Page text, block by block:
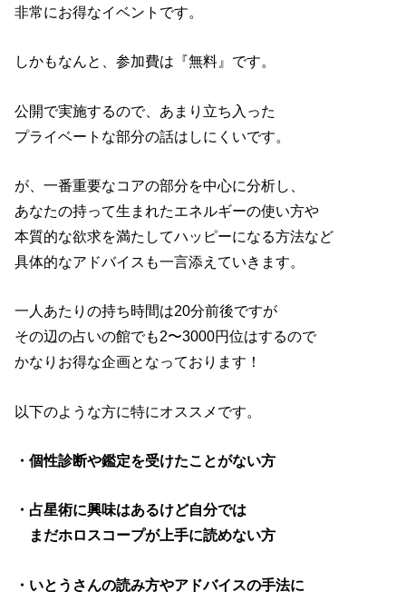
非常にお得なイベントです。
しかもなんと、参加費は『無料』です。
公開で実施するので、あまり立ち入った
プライベートな部分の話はしにくいです。
が、一番重要なコアの部分を中心に分析し、
あなたの持って生まれたエネルギーの使い方や
本質的な欲求を満たしてハッピーになる方法など
具体的なアドバイスも一言添えていきます。
一人あたりの持ち時間は20分前後ですが
その辺の占いの館でも2〜3000円位はするので
かなりお得な企画となっております！
以下のような方に特にオススメです。
・個性診断や鑑定を受けたことがない方
・占星術に興味はあるけど自分では
まだホロスコープが上手に読めない方
・いとうさんの読み方やアドバイスの手法に